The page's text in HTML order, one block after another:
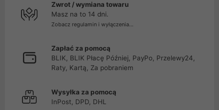
Zwrot / wymiana towaru
Masz na to 14 dni.
Zobacz regulamin i wyłączenia...
Zapłać za pomocą
BLIK, BLIK Płacę Później, PayPo, Przelewy24,
Raty, Kartą, Za pobraniem
Wysyłka za pomocą
InPost, DPD, DHL